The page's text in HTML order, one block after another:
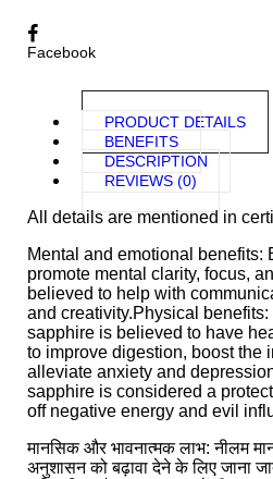
Facebook
PRODUCT DETAILS
BENEFITS
DESCRIPTION
REVIEWS (0)
All details are mentioned in
Mental and emotional benefits:
promote mental clarity, focus,
believed to help with
and creativity.Physical
sapphire is believed to have
to improve digestion, boost the
alleviate anxiety and
sapphire is considered a
off negative energy and evil
मानसिक और भावनात्मक लाभ: नीलम
अनुशासन को बढ़ावा देने के लिए जाना